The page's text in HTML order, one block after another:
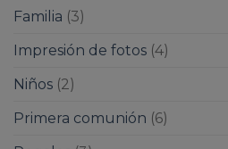
Familia (3)
Impresión de fotos (4)
Niños (2)
Primera comunión (6)